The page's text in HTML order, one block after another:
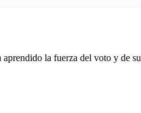
la fuerza del voto y de su